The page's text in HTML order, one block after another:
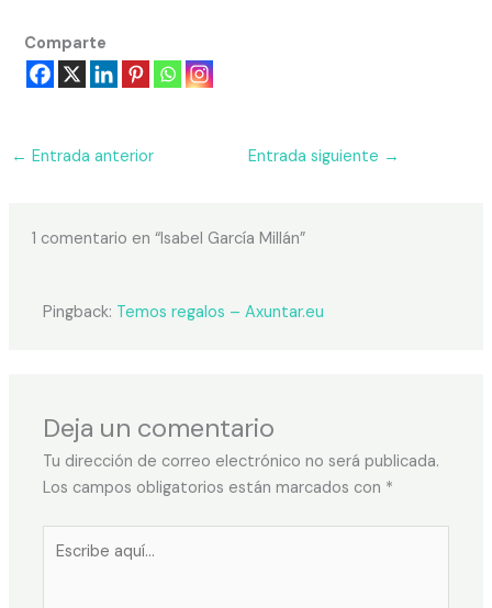
Comparte
← Entrada anterior Entrada siguiente →
1 comentario en “Isabel García Millán”
Pingback: Temos regalos – Axuntar.eu
Deja un comentario
Tu dirección de correo electrónico no será publicada.
Los campos obligatorios están marcados con *